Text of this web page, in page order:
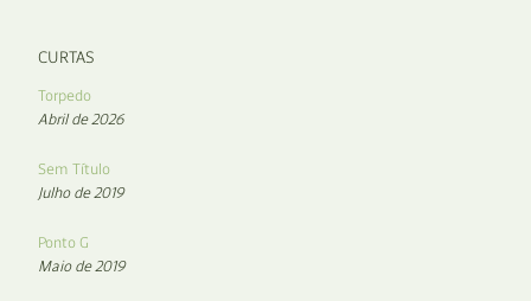
CURTAS
Torpedo
Abril de 2026
Sem Título
Julho de 2019
Ponto G
Maio de 2019